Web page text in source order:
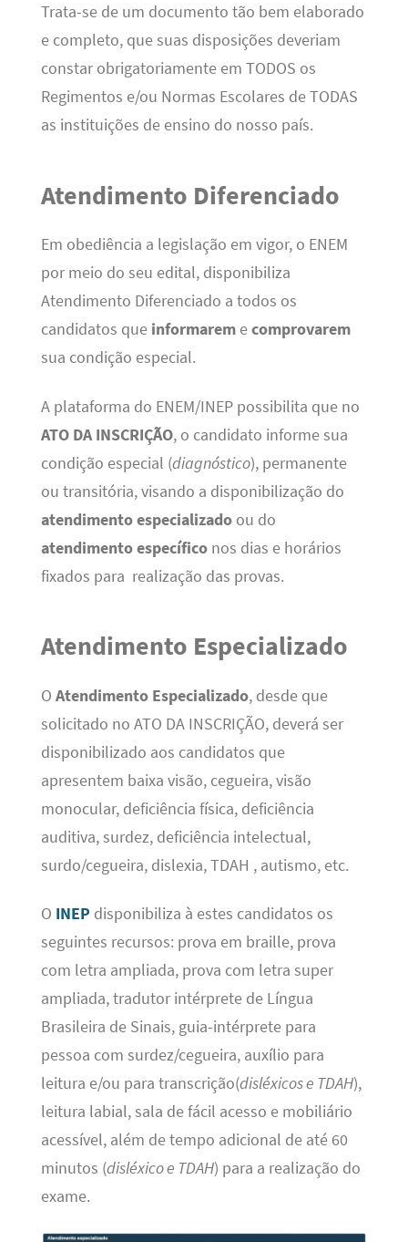
Trata-se de um documento tão bem elaborado
e completo, que suas disposições deveriam
constar obrigatoriamente em TODOS os
Regimentos e/ou Normas Escolares de TODAS
as instituições de ensino do nosso país.
Atendimento Diferenciado
Em obediência a legislação em vigor, o ENEM
por meio do seu edital, disponibiliza
Atendimento Diferenciado a todos os
candidatos que informarem ecomprovarem
sua condição especial.
A plataforma do ENEM/INEP possibilita que no
ATO DA INSCRIÇÃO, o candidato informe sua
condição especial (diagnóstico), permanente
ou transitória, visando a disponibilização do
atendimento especializadoou do
atendimento específico nos dias e horários
fixados para realização das provas.
Atendimento Especializado
O Atendimento Especializado, desde que
solicitado no ATO DA INSCRIÇÃO, deverá ser
disponibilizado aos candidatos que
apresentem baixa visão, cegueira, visão
monocular, deficiência física, deficiência
auditiva, surdez, deficiência intelectual,
surdo/cegueira, dislexia, TDAH , autismo, etc.
O INEP disponibiliza à estes candidatos os
seguintes recursos: prova em braille, prova
com letra ampliada, prova com letra super
ampliada, tradutor intérprete de Língua
Brasileira de Sinais, guia-intérprete para
pessoa com surdez/cegueira, auxílio para
leitura e/ou para transcrição(disléxicos e TDAH),
leitura labial, sala de fácil acesso e mobiliário
acessível, além de tempo adicional de até 60
minutos (disléxico e TDAH) para a realização do
exame.